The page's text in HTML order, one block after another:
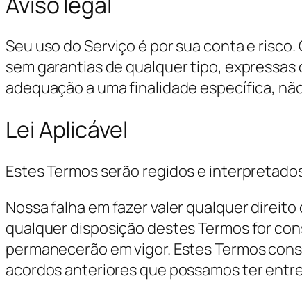
Seu uso do Serviço é por sua conta e risco.
sem garantias de qualquer tipo,
adequação a uma finalidade específica,
Lei Aplicável
Estes Termos serão regidos e
Nossa falha em fazer valer qualquer
qualquer disposição destes Termos for
permanecerão em vigor. Estes Termos
acordos anteriores que possamos ter